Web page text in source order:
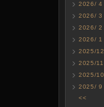
2026/ 4
2026/ 3
2026/ 2
2026/ 1
2025/12
2025/11
2025/10
2025/ 9
<<